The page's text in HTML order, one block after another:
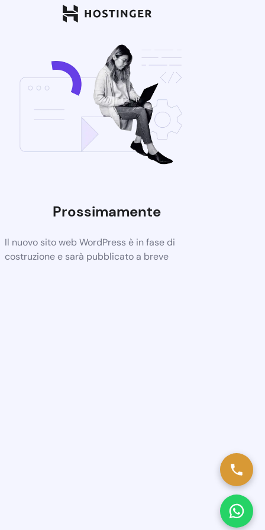
Prossimamente
Il nuovo sito web WordPress è in fase di
costruzione e sarà pubblicato a breve